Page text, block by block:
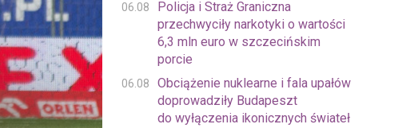
06.08
Policja i Straż Graniczna
przechwyciły narkotyki o wartości
6,3 mln euro w szczecińskim
porcie
06.08
Obciążenie nuklearne i fala upałów
doprowadziły Budapeszt
do wyłączenia ikonicznych świateł